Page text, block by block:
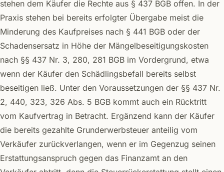
stehen dem Käufer die Rechte aus § 437 BGB offen. In der
Praxis stehen bei bereits erfolgter Übergabe meist die
Minderung des Kaufpreises nach § 441 BGB oder der
Schadensersatz in Höhe der Mängelbeseitigungskosten
nach §§ 437 Nr. 3, 280, 281 BGB im Vordergrund, etwa
wenn der Käufer den Schädlingsbefall bereits selbst
beseitigen ließ. Unter den Voraussetzungen der §§ 437 Nr.
2, 440, 323, 326 Abs. 5 BGB kommt auch ein Rücktritt
vom Kaufvertrag in Betracht. Ergänzend kann der Käufer
die bereits gezahlte Grunderwerbsteuer anteilig vom
Verkäufer zurückverlangen, wenn er im Gegenzug seinen
Erstattungsanspruch gegen das Finanzamt an den